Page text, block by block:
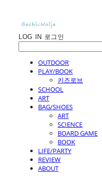
LOG IN 로그인
OUTDOOR
PLAY/BOOK
키즈로브
SCHOOL
ART
BAG/SHOES
ART
SCIENCE
BOARD GAME
BOOK
LIFE/PARTY
REVIEW
ABOUT